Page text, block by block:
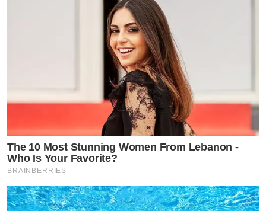
by TVPOOL ONLINE
The 10 Most Stunning Women From Lebanon -
Who Is Your Favorite?
BRAINBERRIES